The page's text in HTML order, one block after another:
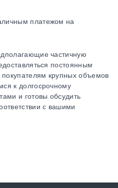
платежом на
частичную
постоянным
крупных объемов
к долгосрочному
и готовы обсудить
с вашими